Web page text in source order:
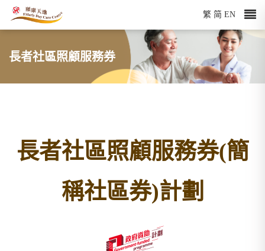
繁 简 EN
長者社區照顧服務券
長者社區照顧服務券(簡
稱社區券)計劃